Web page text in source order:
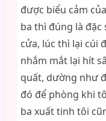
được biểu cảm
ba thì đúng là đặc
cửa, lúc thì lại cúi
nhắm mắt lại hít
quất, dường như
đó để phòng khi
ba xuất tinh tôi